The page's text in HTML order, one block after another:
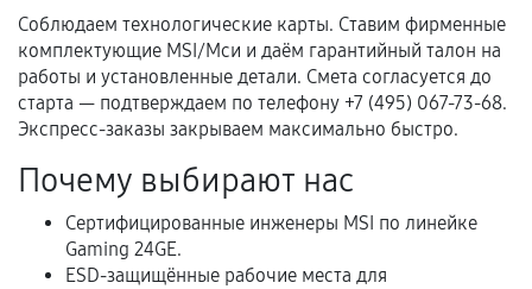
Нарушение правил эксплуатации,
механические повреждения, попадание влаги,
перегрев, коррозия.
Самостоятельный ремонт или вмешательство
третьих лиц.
Естественный износ деталей, если иное не
Обращение после окончания гарантийного
срока.
Соблюдаем технологические карты. Ставим фирменные
комплектующие MSI/Мси и даём гарантийный талон на
работы и установленные детали. Смета согласуется до
старта — подтверждаем по телефону +7 (495) 067-73-68.
Экспресс-заказы закрываем максимально быстро.
Почему выбирают нас
Сертифицированные инженеры MSI по линейке
Gaming 24GE.
ESD-защищённые рабочие места для